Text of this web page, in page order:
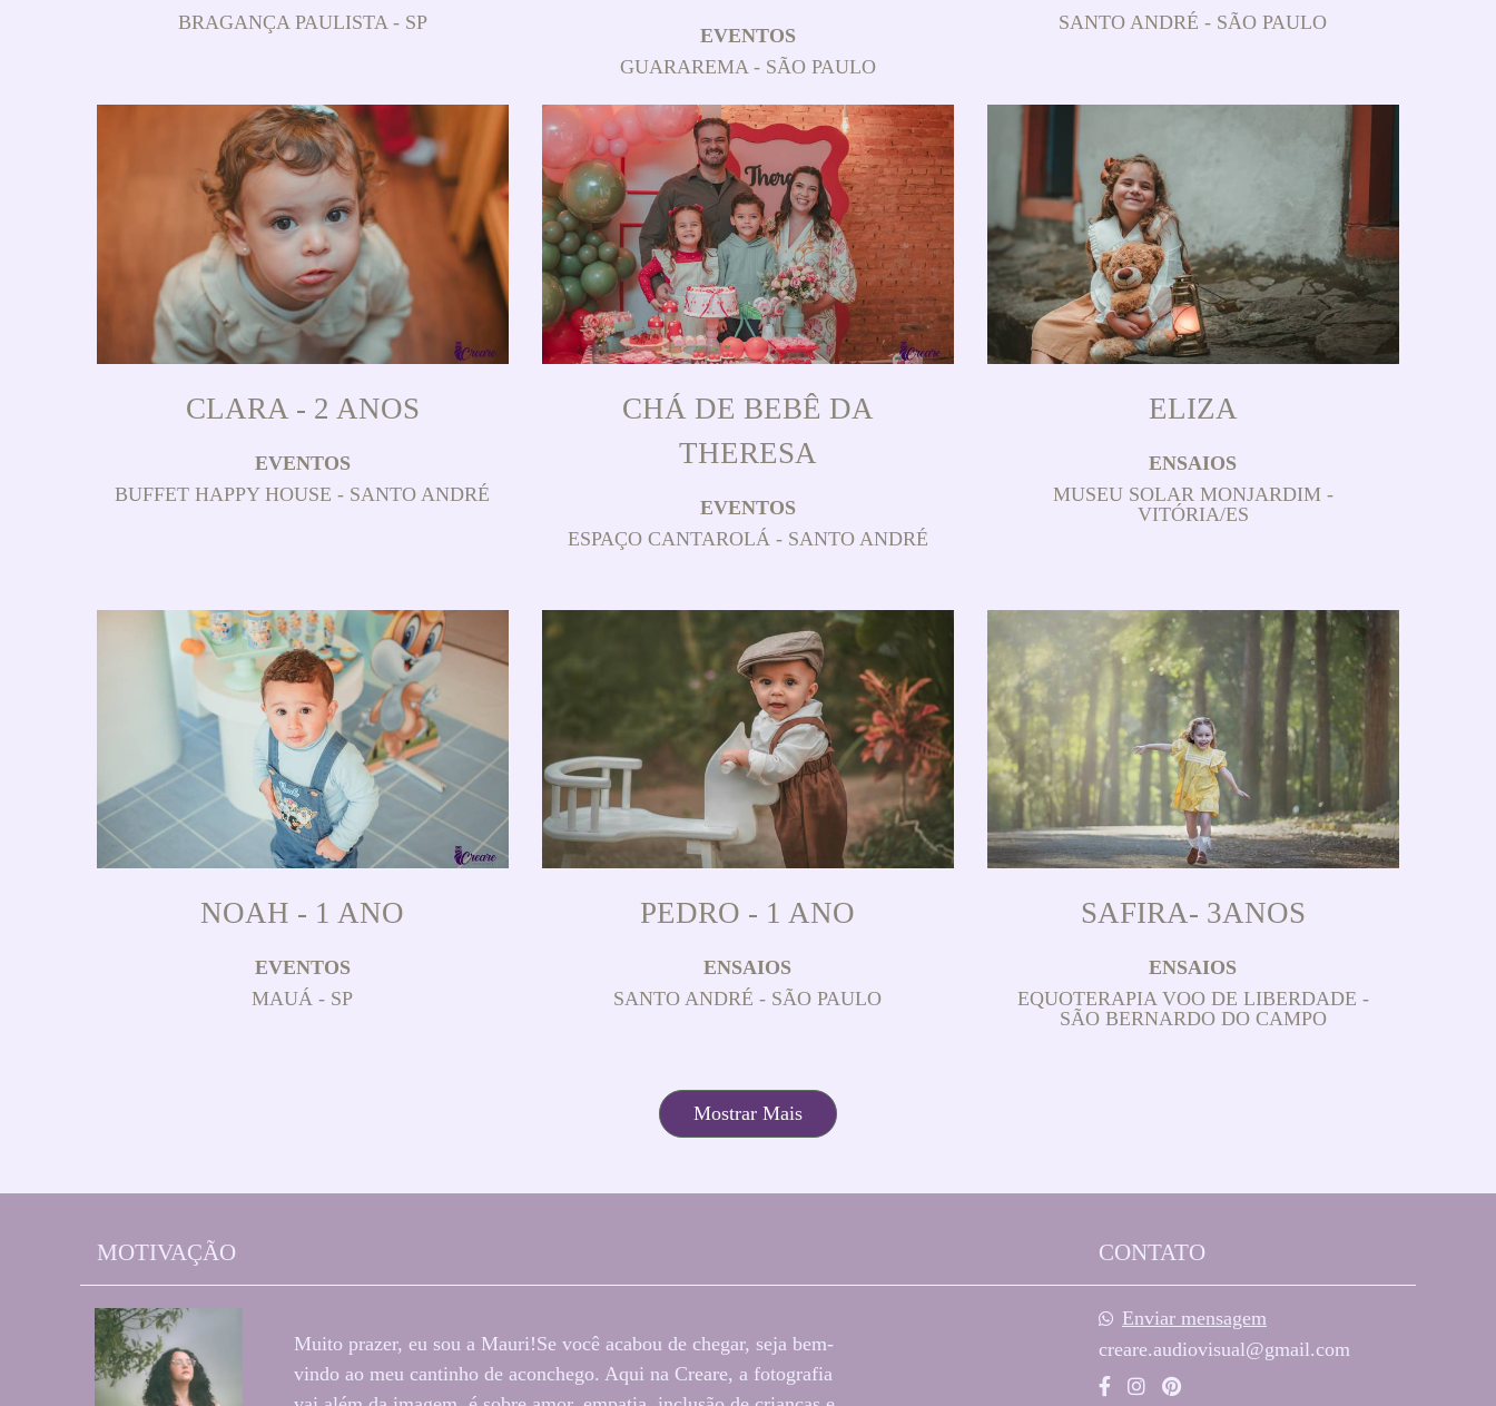
BRAGANÇA PAULISTA - SP
EVENTOS
GUARAREMA - SÃO PAULO
SANTO ANDRÉ - SÃO PAULO
CLARA - 2 ANOS
EVENTOS
BUFFET HAPPY HOUSE - SANTO ANDRÉ
CHÁ DE BEBÊ DA
THERESA
EVENTOS
ESPAÇO CANTAROLÁ - SANTO ANDRÉ
ELIZA
ENSAIOS
MUSEU SOLAR MONJARDIM -
VITÓRIA/ES
NOAH - 1 ANO
EVENTOS
MAUÁ - SP
PEDRO - 1 ANO
ENSAIOS
SANTO ANDRÉ - SÃO PAULO
SAFIRA- 3ANOS
ENSAIOS
EQUOTERAPIA VOO DE LIBERDADE -
SÃO BERNARDO DO CAMPO
Mostrar Mais
MOTIVAÇÃO
Muito prazer, eu sou a Mauri!Se você acabou de chegar, seja bem-
vindo ao meu cantinho de aconchego. Aqui na Creare, a fotografia
CONTATO
Enviar mensagem
creare.audiovisual@gmail.com